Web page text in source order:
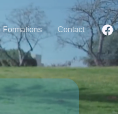
Formations Contact